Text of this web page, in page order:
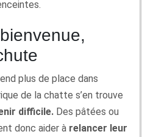
plus de place dans
de la chatte s’en trouve
difficile. Des pâtées ou
donc aider à relancer leur